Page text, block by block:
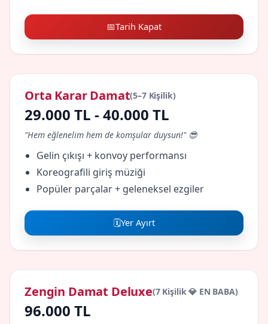
📅Tarih Kapat
Orta Karar Damat(5–7 Kişilik)
29.000 TL - 40.000 TL
"Hem eğlenelim hem de komşular duysun!" 😎
Gelin çıkışı + konvoy performansı
Koreografili giriş müziği
Popüler parçalar + geleneksel ezgiler
🗓️Yer Ayırt
Zengin Damat Deluxe(7 Kişilik 💎 EN BABA)
96.000 TL